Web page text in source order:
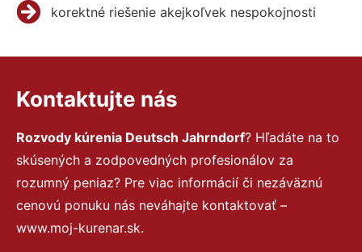
korektné riešenie akejkoľvek nespokojnosti
Kontaktujte nás
Rozvody kúrenia Deutsch Jahrndorf? Hľadáte na to
skúsených a zodpovedných profesionálov za
rozumný peniaz? Pre viac informácií či nezáväznú
cenovú ponuku nás neváhajte kontaktovať –
www.moj-kurenar.sk.